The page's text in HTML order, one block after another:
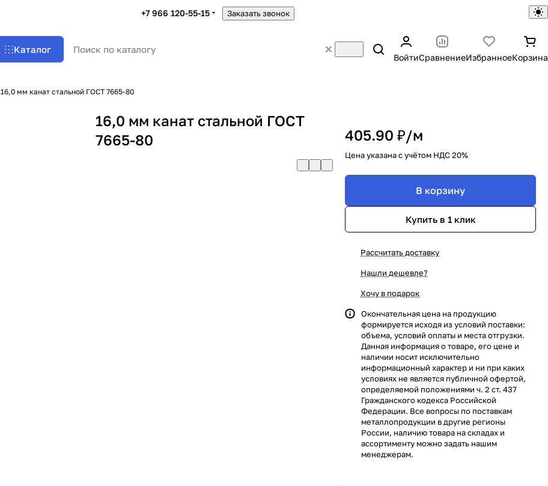
+7 966 120-55-15 Заказать звонок
Каталог
ВойтиСравнениеИзбранноеКорзина
16,0 мм канат стальной ГОСТ 7665-80
16,0 мм канат стальной ГОСТ
7665-80
405.90 ₽/м
Цена указана с учётом НДС 20%
В корзину
Купить в 1 клик
Рассчитать доставку
Нашли дешевле?
Хочу в подарок
Окончательная цена на продукцию
формируется исходя из условий поставки:
объема, условий оплаты и места отгрузки.
Данная информация о товаре, его цене и
наличии носит исключительно
информационный характер и ни при каких
условиях не является публичной офертой,
определяемой положениями ч. 2 ст. 437
Гражданского кодекса Российской
Федерации. Все вопросы по поставкам
металлопродукции в другие регионы
России, наличию товара на складах и
ассортименту можно задать нашим
менеджерам.